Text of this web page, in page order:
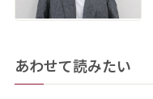
あわせて読みたい